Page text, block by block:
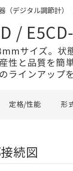
（デジタル調節計）
/
サイズ。状
性と品質を簡
ラインアップ
定格/性能 形
続図